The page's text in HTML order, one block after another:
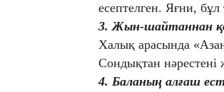
есептелген. Яғни, бұл
3. Жын-шайтаннан
Халық арасында
Сондықтан
4. Баланың алғаш